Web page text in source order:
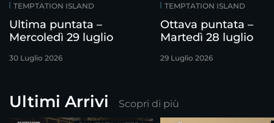
TEMPTATION ISLAND
Ultima puntata –
Mercoledì 29 luglio
30 Luglio 2026
TEMPTATION ISLAND
Ottava puntata –
Martedì 28 luglio
29 Luglio 2026
Ultimi Arrivi Scopri di più